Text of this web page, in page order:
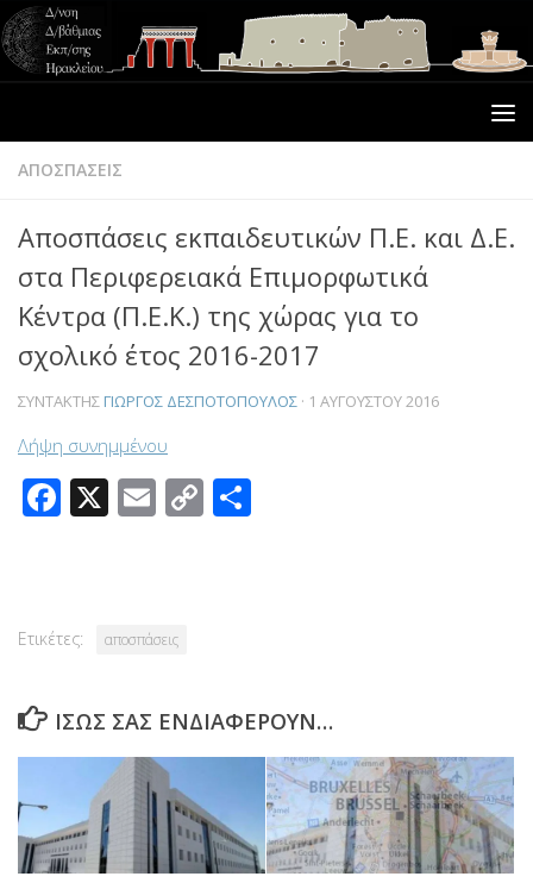
ΑΠΟΣΠΑΣΕΙΣ
Αποσπάσεις εκπαιδευτικών Π.Ε. και Δ.Ε.
στα Περιφερειακά Επιμορφωτικά
Κέντρα (Π.Ε.Κ.) της χώρας για το
σχολικό έτος 2016-2017
ΣΥΝΤΆΚΤΗΣ ΓΙΏΡΓΟΣ ΔΕΣΠΟΤΌΠΟΥΛΟΣ · 1 ΑΥΓΟΎΣΤΟΥ 2016
Λήψη συνημμένου
Facebook
X Email
Copy
Ετικέτες: αποσπάσεις
ΊΣΩΣ ΣΑΣ ΕΝΔΙΑΦΈΡΟΥΝ…
ΑΔΕΙΕΣ ΔΙΔΑΣΚΑΛΙΑΣ – ΙΔΙΩΤΙΚΗ ΕΚΠΑΙΔΕΥΣΗ –
ΦΡΟΝΤΙΣΤΗΡΙΑ – ΚΕΝΤΡΑ ΞΕΝΩΝ ΓΛΩΣΣΩΝ
ΑΠΟΣΠΑΣΕΙΣ(1.072)
ΓΡΑΦΕΙΟ ΣΧΟΛΙΚΩΝ ΔΡΑΣΤΗΡΙΟΤΗΤΩΝ(695)
ΔΗΜΟΣΙΕΥΣΕΙΣ ΠΡΙΝ ΤΟ 2016(1)